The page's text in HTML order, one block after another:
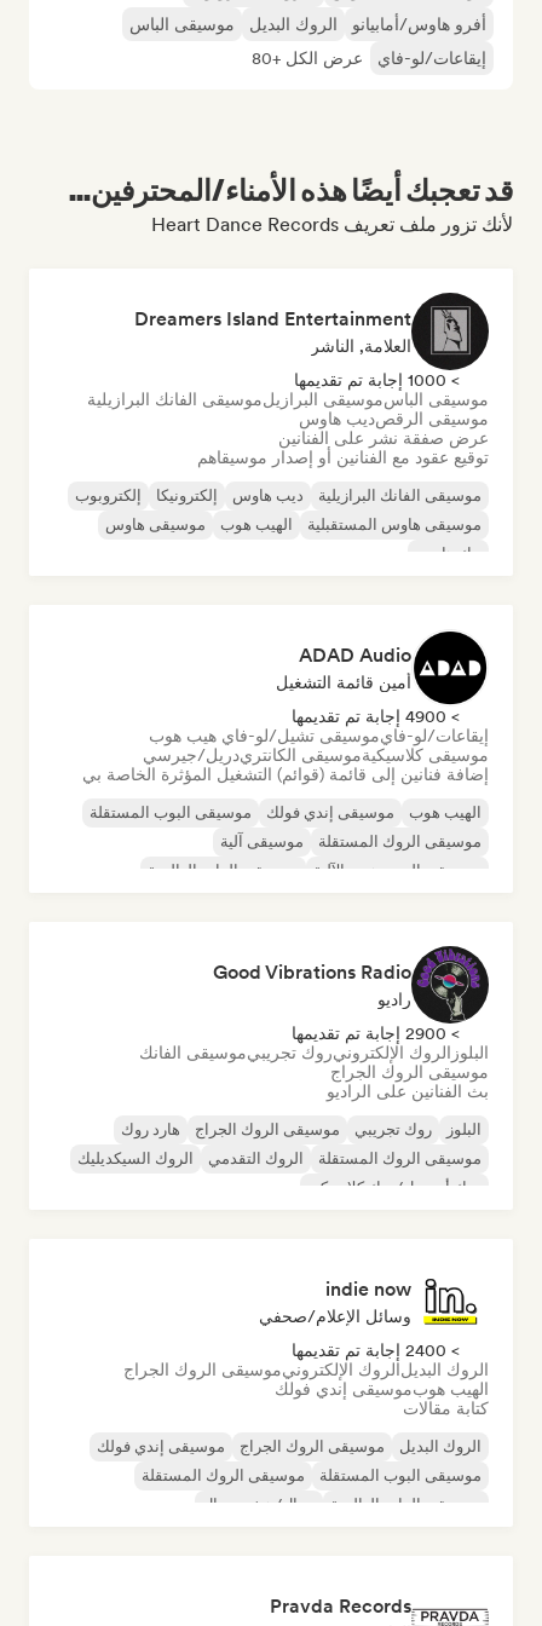
أفرو هاوس/أمابيانو الروك البديل
موسيقى الباس
إيقاعات/لو-فاي
عرض الكل +80
قد تعجبك أيضًا هذه الأمناء/المحترفين...
لأنك تزور ملف تعريف Heart Dance Records
Dreamers Island Entertainment
العلامة, الناشر
> 1000 إجابة تم تقديمها
موسيقى الباسموسيقى البرازيلموسيقى الفانك البرازيلية
موسيقى الرقصديب هاوس
عرض صفقة نشر على الفنانين
توقيع عقود مع الفنانين أو إصدار موسيقاهم
موسيقى الفانك البرازيلية ديب هاوس إلكترونيكا
إلكتروبوب
موسيقى هاوس المستقبلية
الهيب هوب
موسيقى هاوس
تيك هاوس
ADAD Audio
أمين قائمة التشغيل
> 4900 إجابة تم تقديمها
إيقاعات/لو-فايموسيقى تشيل/لو-فاي هيب هوب
موسيقى كلاسيكيةموسيقى الكانتريدريل/جيرسي
إضافة فنانين إلى قائمة (قوائم) التشغيل المؤثرة الخاصة بي
الهيب هوب موسيقى إندي فولك
موسيقى البوب المستقلة
موسيقى الروك المستقلة
موسيقى آلية
موسيقى الهيب هوب الآلية
موسيقى الراب العالمية
Good Vibrations Radio
راديو
> 2900 إجابة تم تقديمها
البلوز الروك الإلكترونيروك تجريبيموسيقى الفانك
موسيقى الروك الجراج
بث الفنانين على الراديو
البلوز روك تجريبي موسيقى الروك الجراج
هارد روك
موسيقى الروك المستقلة
الروك التقدمي
الروك السيكديليك
روك أند رول/روك كلاسيكي
indie now
وسائل الإعلام/صحفي
> 2400 إجابة تم تقديمها
الروك البديلالروك الإلكترونيموسيقى الروك الجراج
الهيب هوبموسيقى إندي فولك
كتابة مقالات
الروك البديل موسيقى الروك الجراج
موسيقى إندي فولك
موسيقى البوب المستقلة
موسيقى الروك المستقلة
موسيقى الراب العالمية
ميتال/هيفي ميتال
Pravda Records